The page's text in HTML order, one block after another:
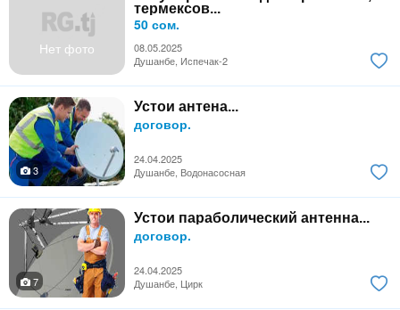
Нет фото
термексов...
50 сом.
08.05.2025
Душанбе, Испечак-2
Устои антена...
договор.
24.04.2025
3
Душанбе, Водонасосная
Устои параболический антенна...
договор.
24.04.2025
7
Душанбе, Цирк